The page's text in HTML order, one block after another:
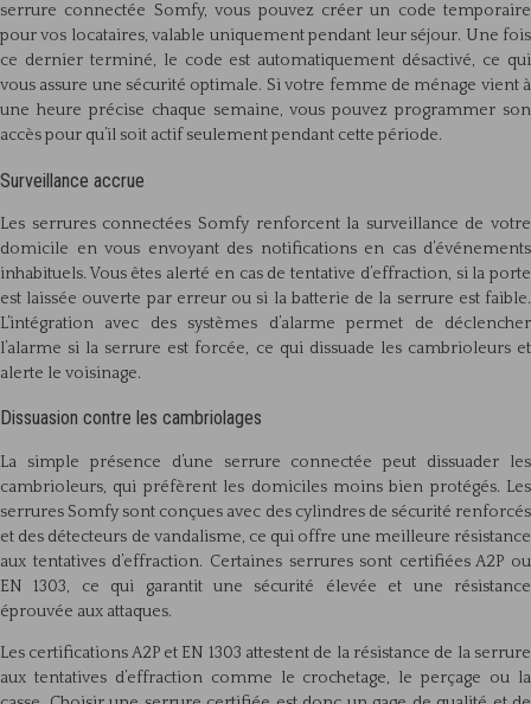
serrure connectée Somfy, vous pouvez créer un code temporaire
pour vos locataires, valable uniquement pendant leur séjour. Une fois
ce dernier terminé, le code est automatiquement désactivé, ce qui
vous assure une sécurité optimale. Si votre femme de ménage vient à
une heure précise chaque semaine, vous pouvez programmer son
accès pour qu’il soit actif seulement pendant cette période.
Surveillance accrue
Les serrures connectées Somfy renforcent la surveillance de votre
domicile en vous envoyant des notifications en cas d’événements
inhabituels. Vous êtes alerté en cas de tentative d’effraction, si la porte
est laissée ouverte par erreur ou si la batterie de la serrure est faible.
L’intégration avec des systèmes d’alarme permet de déclencher
l’alarme si la serrure est forcée, ce qui dissuade les cambrioleurs et
alerte le voisinage.
Dissuasion contre les cambriolages
La simple présence d’une serrure connectée peut dissuader les
cambrioleurs, qui préfèrent les domiciles moins bien protégés. Les
serrures Somfy sont conçues avec des cylindres de sécurité renforcés
et des détecteurs de vandalisme, ce qui offre une meilleure résistance
aux tentatives d’effraction. Certaines serrures sont certifiées A2P ou
EN 1303, ce qui garantit une sécurité élevée et une résistance
éprouvée aux attaques.
Les certifications A2P et EN 1303 attestent de la résistance de la serrure
aux tentatives d’effraction comme le crochetage, le perçage ou la